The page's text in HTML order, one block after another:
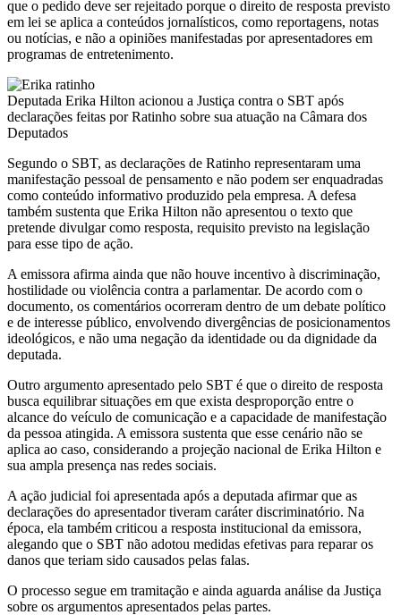
que o pedido deve ser rejeitado porque o direito de resposta previsto
em lei se aplica a conteúdos jornalísticos, como reportagens, notas
ou notícias, e não a opiniões manifestadas por apresentadores em
programas de entretenimento.
Deputada Erika Hilton acionou a Justiça contra o SBT após
declarações feitas por Ratinho sobre sua atuação na Câmara dos
Deputados
Segundo o SBT, as declarações de Ratinho representaram uma
manifestação pessoal de pensamento e não podem ser enquadradas
como conteúdo informativo produzido pela empresa. A defesa
também sustenta que Erika Hilton não apresentou o texto que
pretende divulgar como resposta, requisito previsto na legislação
para esse tipo de ação.
A emissora afirma ainda que não houve incentivo à discriminação,
hostilidade ou violência contra a parlamentar. De acordo com o
documento, os comentários ocorreram dentro de um debate político
e de interesse público, envolvendo divergências de posicionamentos
ideológicos, e não uma negação da identidade ou da dignidade da
deputada.
Outro argumento apresentado pelo SBT é que o direito de resposta
busca equilibrar situações em que exista desproporção entre o
alcance do veículo de comunicação e a capacidade de manifestação
da pessoa atingida. A emissora sustenta que esse cenário não se
aplica ao caso, considerando a projeção nacional de Erika Hilton e
sua ampla presença nas redes sociais.
A ação judicial foi apresentada após a deputada afirmar que as
declarações do apresentador tiveram caráter discriminatório. Na
época, ela também criticou a resposta institucional da emissora,
alegando que o SBT não adotou medidas efetivas para reparar os
danos que teriam sido causados pelas falas.
O processo segue em tramitação e ainda aguarda análise da Justiça
sobre os argumentos apresentados pelas partes.